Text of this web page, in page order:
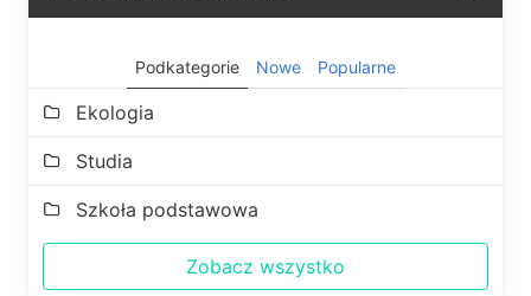
Podkategorie Nowe Popularne
Ekologia
Studia
Szkoła podstawowa
Zobacz wszystko